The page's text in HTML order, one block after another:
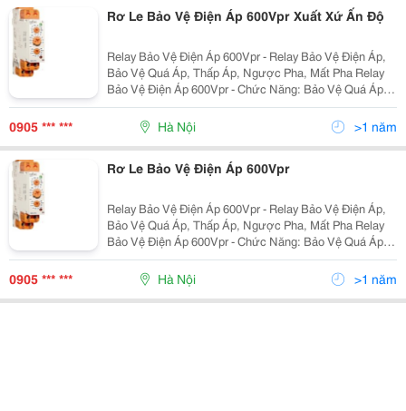
Rơ Le Bảo Vệ Điện Áp 600Vpr Xuất Xứ Ấn Độ
Relay Bảo Vệ Điện Áp 600Vpr - Relay Bảo Vệ Điện Áp,
Bảo Vệ Quá Áp, Thấp Áp, Ngược Pha, Mất Pha Relay
Bảo Vệ Điện Áp 600Vpr - Chức Năng: Bảo Vệ Quá Áp ,
Thấp Áp , Ngược Pha , Mất Pha . - Có Led Hiển Thị
Nguồn Và Trạng Thái Ngõ
0905 *** *** Hà Nội >1 năm
Rơ Le Bảo Vệ Điện Áp 600Vpr
Relay Bảo Vệ Điện Áp 600Vpr - Relay Bảo Vệ Điện Áp,
Bảo Vệ Quá Áp, Thấp Áp, Ngược Pha, Mất Pha Relay
Bảo Vệ Điện Áp 600Vpr - Chức Năng: Bảo Vệ Quá Áp ,
Thấp Áp , Ngược Pha , Mất Pha . - Có Led Hiển Thị
Nguồn Và Trạng Thái Ngõ
0905 *** *** Hà Nội >1 năm